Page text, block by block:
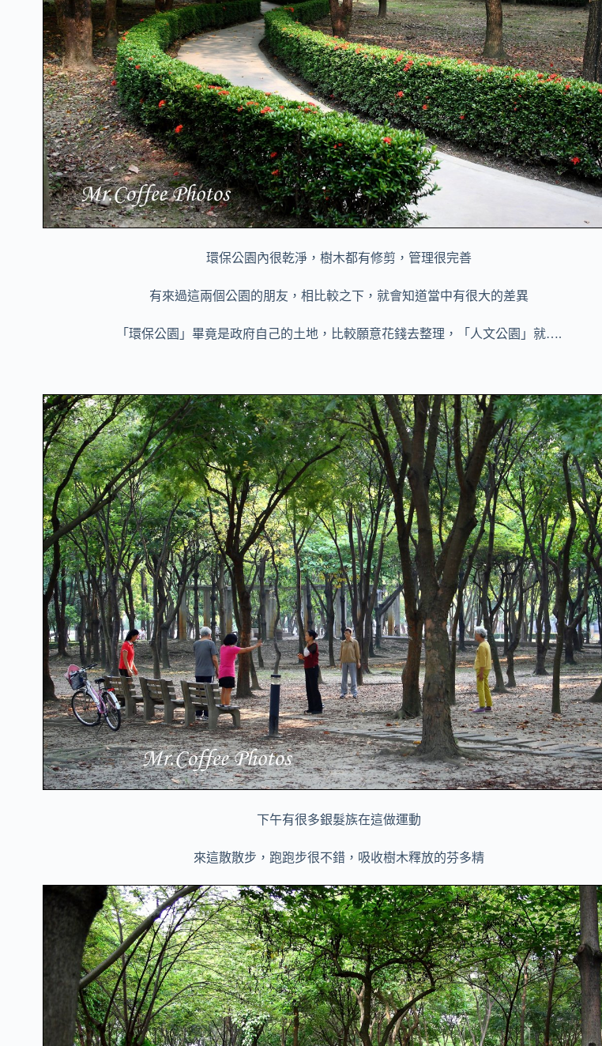
環保公園內很乾淨，樹木都有修剪，管理很完善
有來過這兩個公園的朋友，相比較之下，就會知道當中有很大的差異
「環保公園」畢竟是政府自己的土地，比較願意花錢去整理，「人文公園」就….
下午有很多銀髮族在這做運動
來這散散步，跑跑步很不錯，吸收樹木釋放的芬多精